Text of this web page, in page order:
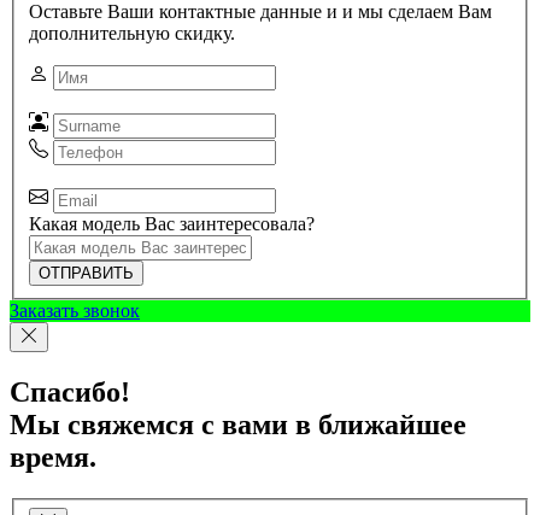
Оставьте Ваши контактные данные и и мы сделаем Вам
дополнительную скидку.
Какая модель Вас заинтересовала?
ОТПРАВИТЬ
Заказать звонок
Спасибо!
Мы свяжемся с вами в ближайшее
время.